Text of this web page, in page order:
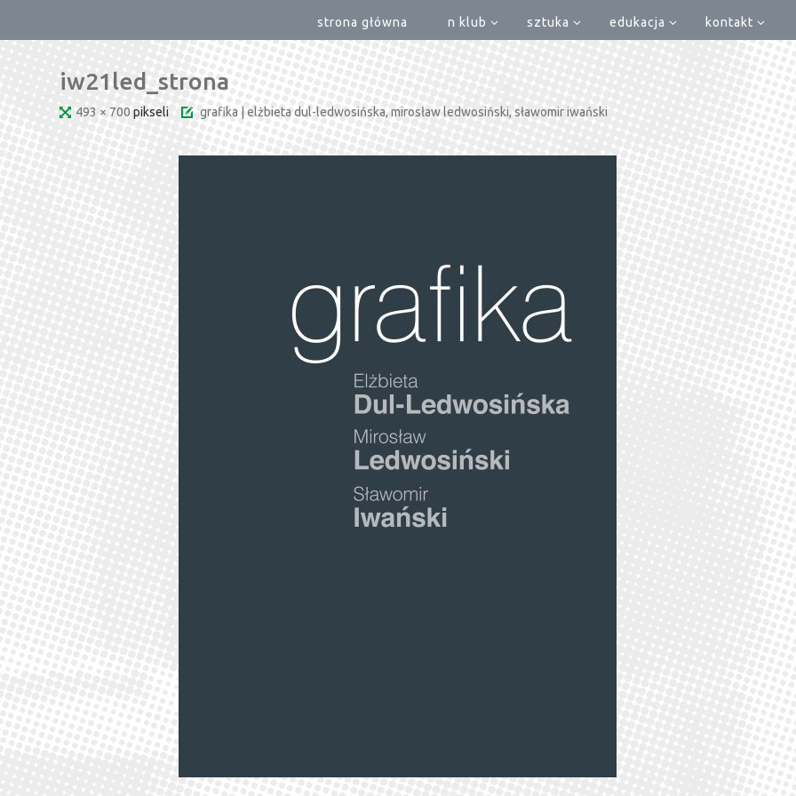
strona główna n klub sztuka edukacja kontakt
iw21led_strona
Pełny493 × 700pikseli grafika | elżbieta dul-ledwosińska, mirosław ledwosiński, sławomir iwański